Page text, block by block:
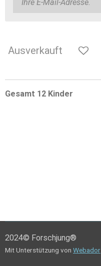
Ausverkauft
Gesamt 12 Kinder
2024© Forschjung®
Mit Unterstützung von Webador